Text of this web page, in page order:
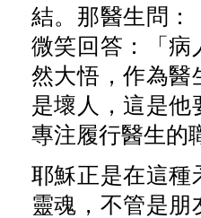
結。那醫生問：
微笑回答：「病
然大悟，作為醫
是壞人，這是他
專注履行醫生的
耶穌正是在這種
靈魂，不管是